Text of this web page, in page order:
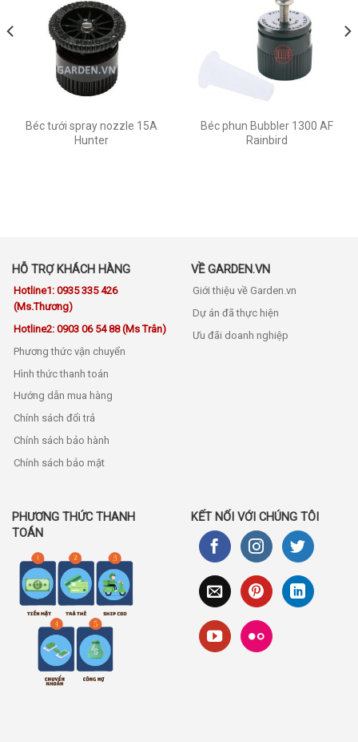
Béc tưới spray nozzle 15A
Hunter
Béc phun Bubbler 1300 AF
Rainbird
HỖ TRỢ KHÁCH HÀNG
Hotline1: 0935 335 426
(Ms.Thương)
Hotline2: 0903 06 54 88 (Ms Trân)
Phương thức vận chuyển
Hình thức thanh toán
Hướng dẫn mua hàng
Chính sách đổi trả
Chính sách bảo hành
Chính sách bảo mật
VỀ GARDEN.VN
Giới thiệu về Garden.vn
Dự án đã thực hiện
Ưu đãi doanh nghiệp
PHƯƠNG THỨC THANH
TOÁN
KẾT NỐI VỚI CHÚNG TÔI